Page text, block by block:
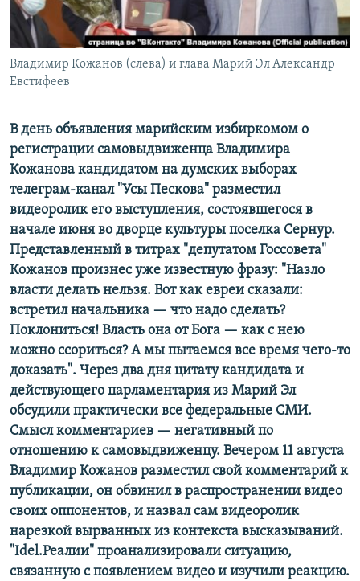
Все сайты РСЕ/РС
Владимир Кожанов (слева) и глава Марий Эл Александр
Евстифеев
В день объявления марийским избиркомом о
регистрации самовыдвиженца Владимира
Кожанова кандидатом на думских выборах
телеграм-канал "Усы Пескова" разместил
видеоролик его выступления, состоявшегося в
начале июня во дворце культуры поселка Сернур.
Представленный в титрах "депутатом Госсовета"
Кожанов произнес уже известную фразу: "Назло
власти делать нельзя. Вот как евреи сказали:
встретил начальника — что надо сделать?
Поклониться! Власть она от Бога — как с нею
можно ссориться? А мы пытаемся все время чего-то
доказать". Через два дня цитату кандидата и
действующего парламентария из Марий Эл
обсудили практически все федеральные СМИ.
Смысл комментариев — негативный по
отношению к самовыдвиженцу. Вечером 11 августа
Владимир Кожанов разместил свой комментарий к
публикации, он обвинил в распространении видео
своих оппонентов, и назвал сам видеоролик
нарезкой вырванных из контекста высказываний.
"Idel.Реалии" проанализировали ситуацию,
связанную с появлением видео и изучили реакцию.